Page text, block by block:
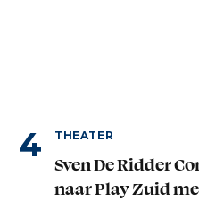
THEATER
Sven De Ridder
naar Play Zuid